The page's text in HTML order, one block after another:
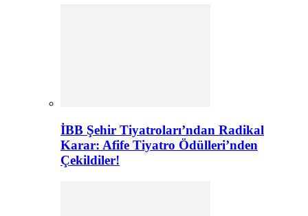
İBB Şehir Tiyatroları’ndan Radikal
Karar: Afife Tiyatro Ödülleri’nden
Çekildiler!